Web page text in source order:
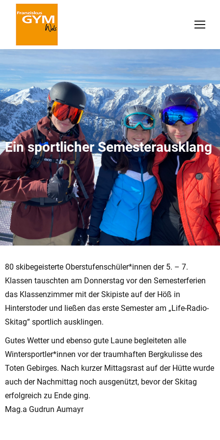
Ein sportlicher Semesterausklang
80 skibegeisterte Oberstufenschüler*innen der 5. – 7.
Klassen tauschten am Donnerstag vor den Semesterferien
das Klassenzimmer mit der Skipiste auf der Höß in
Hinterstoder und ließen das erste Semester am „Life-Radio-
Skitag“ sportlich ausklingen.
Gutes Wetter und ebenso gute Laune begleiteten alle
Wintersportler*innen vor der traumhaften Bergkulisse des
Toten Gebirges. Nach kurzer Mittagsrast auf der Hütte wurde
auch der Nachmittag noch ausgenützt, bevor der Skitag
erfolgreich zu Ende ging.
Mag.a Gudrun Aumayr